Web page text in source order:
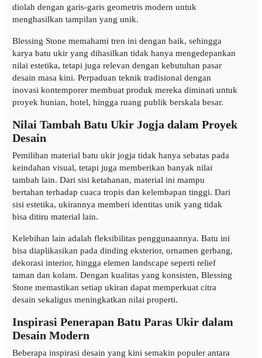
diolah dengan garis-garis geometris modern untuk
menghasilkan tampilan yang unik.
Blessing Stone memahami tren ini dengan baik, sehingga
karya batu ukir yang dihasilkan tidak hanya mengedepankan
nilai estetika, tetapi juga relevan dengan kebutuhan pasar
desain masa kini. Perpaduan teknik tradisional dengan
inovasi kontemporer membuat produk mereka diminati untuk
proyek hunian, hotel, hingga ruang publik berskala besar.
Nilai Tambah Batu Ukir Jogja dalam Proyek
Desain
Pemilihan material batu ukir jogja tidak hanya sebatas pada
keindahan visual, tetapi juga memberikan banyak nilai
tambah lain. Dari sisi ketahanan, material ini mampu
bertahan terhadap cuaca tropis dan kelembapan tinggi. Dari
sisi estetika, ukirannya memberi identitas unik yang tidak
bisa ditiru material lain.
Kelebihan lain adalah fleksibilitas penggunaannya. Batu ini
bisa diaplikasikan pada dinding eksterior, ornamen gerbang,
dekorasi interior, hingga elemen landscape seperti relief
taman dan kolam. Dengan kualitas yang konsisten, Blessing
Stone memastikan setiap ukiran dapat memperkuat citra
desain sekaligus meningkatkan nilai properti.
Inspirasi Penerapan Batu Paras Ukir dalam
Desain Modern
Beberapa inspirasi desain yang kini semakin populer antara